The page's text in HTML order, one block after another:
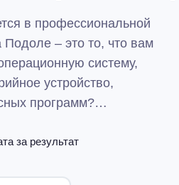
в профессиональной
– это то, что вам
систему,
устройство,
программ?…
за результат